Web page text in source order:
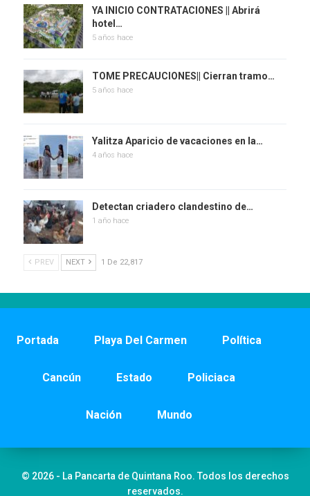
YA INICIO CONTRATACIONES || Abrirá
hotel…
5 años hace
TOME PRECAUCIONES|| Cierran tramo…
5 años hace
Yalitza Aparicio de vacaciones en la…
4 años hace
Detectan criadero clandestino de…
1 año hace
PREV NEXT 1 De 22,817
Portada Playa Del Carmen Política
Cancún Estado Policiaca
Nación Mundo
© 2026 - La Pancarta de Quintana Roo. Todos los derechos
reservados.